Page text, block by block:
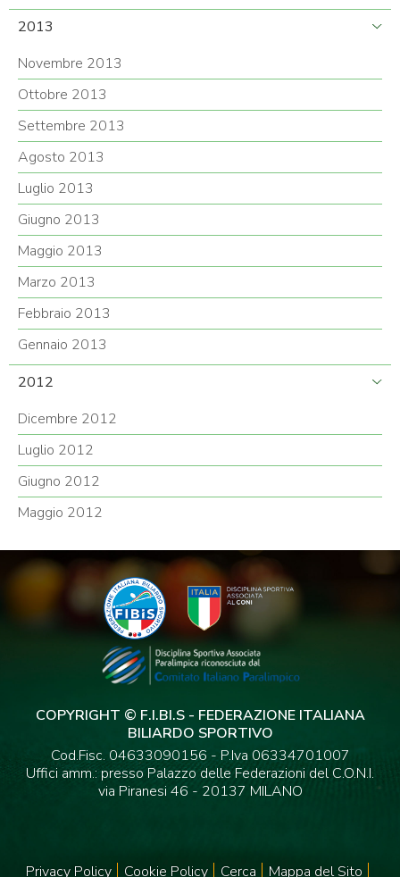
2013
Novembre 2013
Ottobre 2013
Settembre 2013
Agosto 2013
Luglio 2013
Giugno 2013
Maggio 2013
Marzo 2013
Febbraio 2013
Gennaio 2013
2012
Dicembre 2012
Luglio 2012
Giugno 2012
Maggio 2012
COPYRIGHT © F.I.BI.S - FEDERAZIONE ITALIANA
BILIARDO SPORTIVO
Cod.Fisc. 04633090156 - P.Iva 06334701007
Uffici amm.: presso Palazzo delle Federazioni del C.O.N.I.
via Piranesi 46 - 20137 MILANO
Privacy Policy Cookie Policy Cerca Mappa del Sito